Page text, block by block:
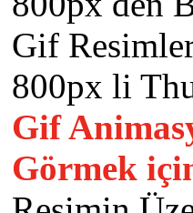
Gif
800px li
Gif
Görmek